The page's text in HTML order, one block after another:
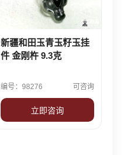
新疆和田玉青玉籽玉挂
件 金刚杵 9.3克
编号：98276 可咨询
立即咨询